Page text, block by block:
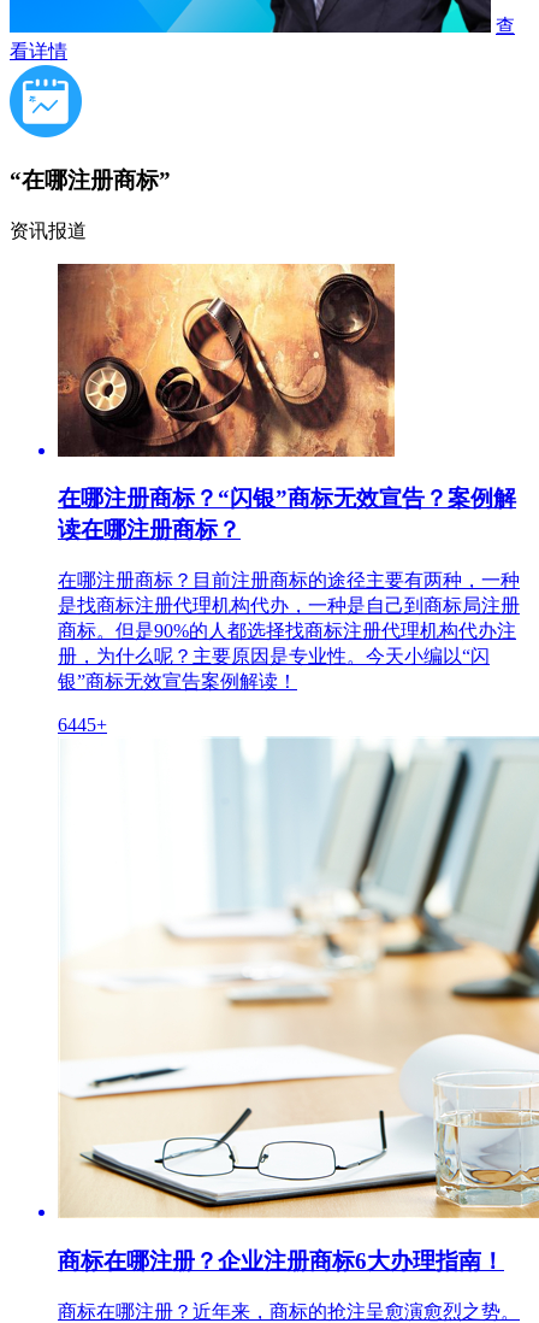
查
看详情
“在哪注册商标”
资讯报道
在哪注册商标？“闪银”商标无效宣告？案例解
读在哪注册商标？
在哪注册商标？目前注册商标的途径主要有两种，一种
是找商标注册代理机构代办，一种是自己到商标局注册
商标。但是90%的人都选择找商标注册代理机构代办注
册，为什么呢？主要原因是专业性。今天小编以“闪
银”商标无效宣告案例解读！
6445+
商标在哪注册？企业注册商标6大办理指南！
商标在哪注册？近年来，商标的抢注呈愈演愈烈之势。